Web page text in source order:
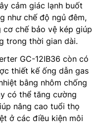
cảm giác lạnh buốt
như chế độ ngủ đêm,
chế bảo vệ kép giúp
trong thời gian dài.
GC-12IB36 còn có
thiết kế ống dẫn gas
bằng nhôm chống
có thể tăng cường
nâng cao tuổi thọ
ở các điều kiện môi